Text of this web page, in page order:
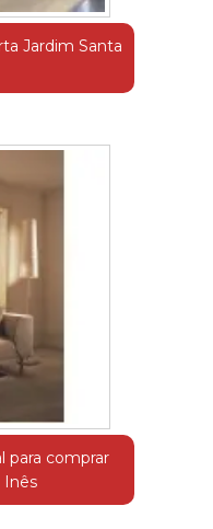
Jardim Santa
para comprar
Inês